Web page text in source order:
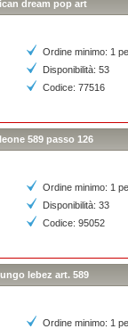
dream pop art
Ordine minimo: 1
Disponibilità: 53
Codice: 77516
589 passo 126
Ordine minimo: 1
Disponibilità: 33
Codice: 95052
lebez art. 589
Ordine minimo: 1